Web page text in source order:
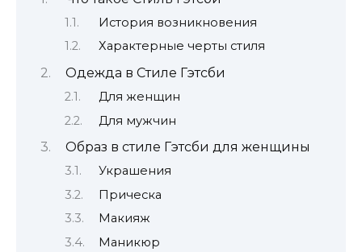
История возникновения
Характерные черты стиля
Одежда в Стиле Гэтсби
Для женщин
Для мужчин
Образ в стиле Гэтсби для женщины
Украшения
Прическа
Макияж
Маникюр